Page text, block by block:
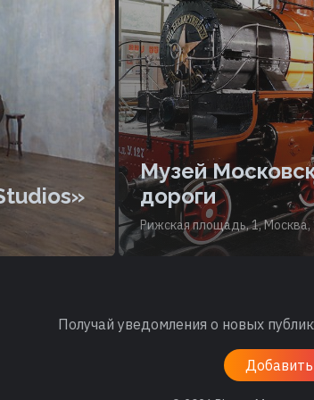
Музей
дороги
Рижская площадь, 1, Москва,
Получай уведомления о новых